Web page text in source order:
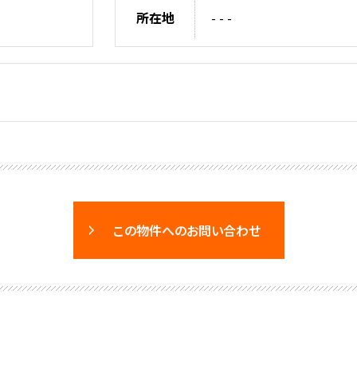
所在地 - - -
この物件へのお問い合わせ